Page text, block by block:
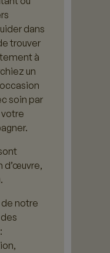
dans
trouver
à
un
soin par
d’œuvre,
notre